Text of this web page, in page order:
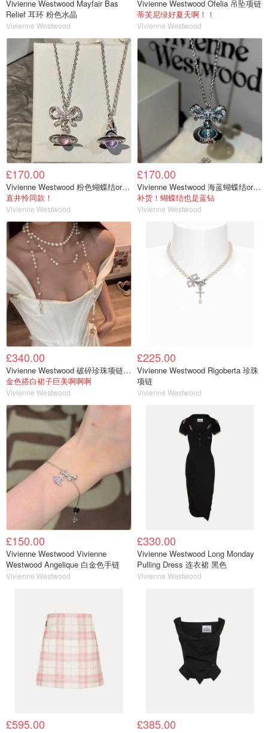
Vivienne Westwood Mayfair Bas
Relief 耳环 粉色水晶
Vivienne Westwood
Vivienne Westwood Ofelia 吊坠项链
蒂芙尼绿好夏天啊！！
Vivienne Westwood
£170.00
Vivienne Westwood 粉色蝴蝶结orb项链
直井怜同款！
Vivienne Westwood
£170.00
Vivienne Westwood 海蓝蝴蝶结orb项链
补货！蝴蝶结也是蓝钻
Vivienne Westwood
£340.00
Vivienne Westwood 破碎珍珠项链 金色
金色搭白裙子巨美啊啊啊
Vivienne Westwood
£225.00
Vivienne Westwood Rigoberta 珍珠
项链
Vivienne Westwood
£150.00
Vivienne Westwood Vivienne
Westwood Angelique 白金色手链
Vivienne Westwood
£330.00
Vivienne Westwood Long Monday
Pulling Dress 连衣裙 黑色
Vivienne Westwood
£595.00 £385.00